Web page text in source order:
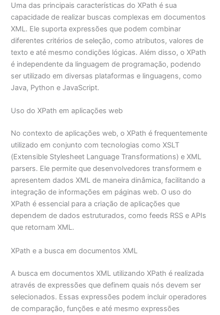
Uma das principais características do XPath é sua
capacidade de realizar buscas complexas em documentos
XML. Ele suporta expressões que podem combinar
diferentes critérios de seleção, como atributos, valores de
texto e até mesmo condições lógicas. Além disso, o XPath
é independente da linguagem de programação, podendo
ser utilizado em diversas plataformas e linguagens, como
Java, Python e JavaScript.
Uso do XPath em aplicações web
No contexto de aplicações web, o XPath é frequentemente
utilizado em conjunto com tecnologias como XSLT
(Extensible Stylesheet Language Transformations) e XML
parsers. Ele permite que desenvolvedores transformem e
apresentem dados XML de maneira dinâmica, facilitando a
integração de informações em páginas web. O uso do
XPath é essencial para a criação de aplicações que
dependem de dados estruturados, como feeds RSS e APIs
que retornam XML.
XPath e a busca em documentos XML
A busca em documentos XML utilizando XPath é realizada
através de expressões que definem quais nós devem ser
selecionados. Essas expressões podem incluir operadores
de comparação, funções e até mesmo expressões